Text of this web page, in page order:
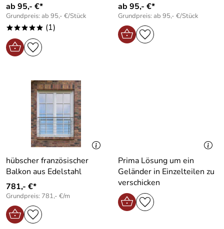
ab 95,- €*
Grundpreis: ab 95,- €/Stück
***** (1)
ab 95,- €*
Grundpreis: ab 95,- €/Stück
hübscher französischer
Balkon aus Edelstahl
781,- €*
Grundpreis: 781,- €/m
Prima Lösung um ein
Geländer in Einzelteilen zu
verschicken